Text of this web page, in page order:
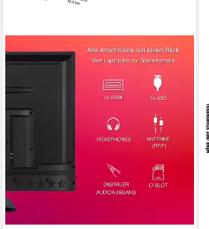
TELEFUNKEN
Fernseher
80 cm/32 Zoll
Diagonale
Bildschirmtechnologie
Full HD
Produktdatenblatt
(9)
16,44 €